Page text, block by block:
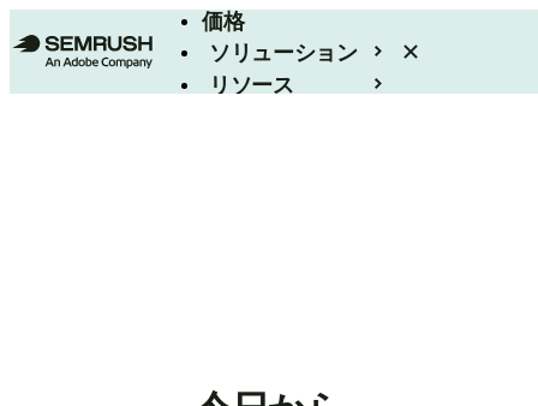
価格
ソリューション
リソース